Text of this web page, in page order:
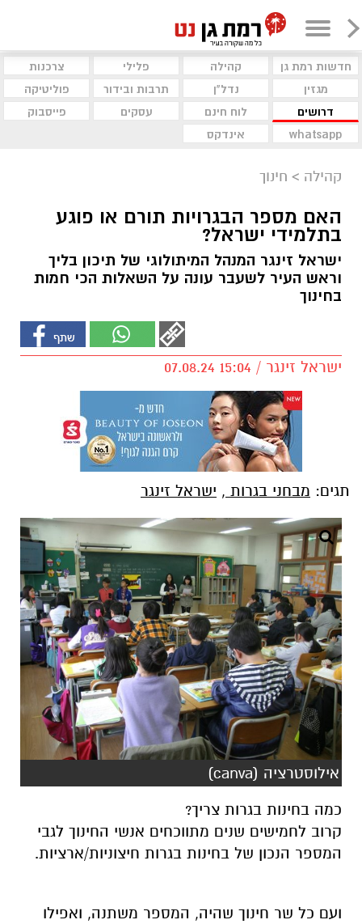
חדשות רמת גן קהילה פלילי
צרכנות
מגזין
נדל"ן תרבות ובידור
פוליטיקה
דרושים
לוח חינם עסקים
פייסבוק
whatsapp
אינדקס
קהילה > חינוך
האם מספר הבגרויות תורם או פוגע
בתלמידי ישראל?
ישראל זינגר המנהל המיתולוגי של תיכון בליך
וראש העיר לשעבר עונה על השאלות הכי חמות
בחינוך
ישראל זינגר / 15:04 07.08.24
תגים: מבחני בגרות , ישראל זינגר
אילוסטרציה (canva)
כמה בחינות בגרות צריך?
קרוב לחמישים שנים מתווכחים אנשי החינוך לגבי
המספר הנכון של בחינות בגרות חיצוניות/ארציות.
ועם כל שר חינוך שהיה, המספר משתנה, ואפילו